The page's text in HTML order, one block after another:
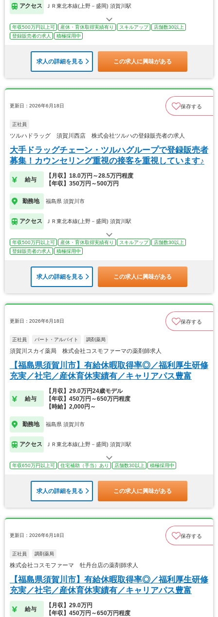
アクセス ＪＲ東北本線(上野－盛岡) 須賀川駅
年収500万円以上可 産休・育休取得実績有り スキルアップ
店舗数30以上
登録販売者の求人
積極採用中
求人の詳細を見る この求人に興味がある
更新日：2026年6月18日 保存する
正社員
ツルハドラッグ 須賀川西店 株式会社ツルハの登録販売者の求人
大手ドラッグチェーン・ツルハグループで登録販売者
募集！カウンセリング重視の接客を重視しています♪
給与
【月収】18.0万円～28.5万円程度
【年収】350万円～500万円
勤務地 福島県 須賀川市
アクセス ＪＲ東北本線(上野－盛岡) 須賀川駅
年収500万円以上可 産休・育休取得実績有り スキルアップ
店舗数30以上
登録販売者の求人
積極採用中
求人の詳細を見る この求人に興味がある
更新日：2026年6月18日 保存する
正社員 パート・アルバイト 調剤薬局
須賀川スカイ薬局 株式会社コスモファーマの薬剤師求人
【福島県須賀川市】有給休暇取得率◎／福利厚生研修
充実／社宅／産休育休実績有／キャリアパス豊富
給与
【月収】29.0万円24歳モデル
【年収】450万円～650万円程度
【時給】2,000円～
勤務地 福島県 須賀川市
アクセス ＪＲ東北本線(上野－盛岡) 須賀川駅
年収650万円以上可 住宅補助（手当）あり 店舗数30以上 積極採用中
求人の詳細を見る この求人に興味がある
更新日：2026年6月18日 保存する
正社員 調剤薬局
株式会社コスモファーマ 牡丹台店の薬剤師求人
【福島県須賀川市】有給休暇取得率◎／福利厚生研修
充実／社宅／産休育休実績有／キャリアパス豊富
給与
【月収】29.0万円
【年収】450万円～650万円程度